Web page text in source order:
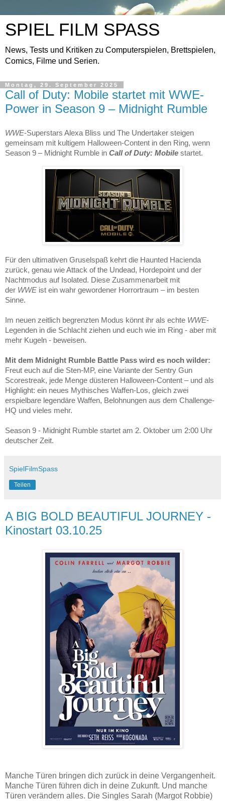
SPIEL FILM SPASS
News, Tests und Kritiken zu Computerspielen, Brettspielen,
Comics, Filme und Serien.
Montag, 29. September 2025
Call of Duty: Mobile startet mit WWE-
Power in Season 9 – Midnight Rumble
WWE-Superstars Alexa Bliss und The Undertaker steigen
gemeinsam mit kultigem Halloween-Content in den Ring, wenn
Season 9 – Midnight Rumble in Call of Duty: Mobile startet.
Für den ultimativen Gruselspaß kehrt die Haunted Hacienda
zurück, genau wie Attack of the Undead, Hordepoint und der
Nachtmodus auf Isolated. Diese Zusammenarbeit mit
der WWE ist ein wahr gewordener Horrortraum – im besten
Sinne.
Im neuen zeitlich begrenzten Modus könnt ihr als echte WWE-
Legenden in die Schlacht ziehen und euch wie im Ring - aber mit
mehr Kugeln - beweisen.
Mit dem Midnight Rumble Battle Pass wird es noch wilder:
Freut euch auf die Sten-MP, eine Variante der Sentry Gun
Scorestreak, jede Menge düsteren Halloween-Content – und als
Highlight: ein neues Mythisches Waffen-Los, gleich zwei
erspielbare legendäre Waffen, Belohnungen aus dem Challenge-
HQ und vieles mehr.
Season 9 - Midnight Rumble startet am 2. Oktober um 2:00 Uhr
deutscher Zeit.
SpielFilmSpass
Teilen
A BIG BOLD BEAUTIFUL JOURNEY -
Kinostart 03.10.25
Manche Türen bringen dich zurück in deine Vergangenheit.
Manche Türen führen dich in deine Zukunft. Und manche
Türen verändern alles. Die Singles Sarah (Margot Robbie)